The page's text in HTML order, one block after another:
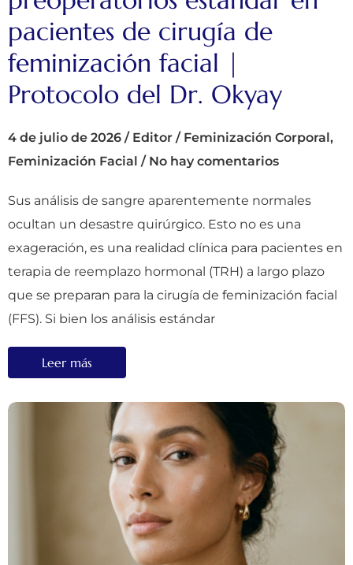
pacientes de cirugía de
feminización facial |
Protocolo del Dr. Okyay
4 de julio de 2026 / Editor / Feminización Corporal,
Feminización Facial / No hay comentarios
Sus análisis de sangre aparentemente normales
ocultan un desastre quirúrgico. Esto no es una
exageración, es una realidad clínica para pacientes en
terapia de reemplazo hormonal (TRH) a largo plazo
que se preparan para la cirugía de feminización facial
(FFS). Si bien los análisis estándar
Leer más